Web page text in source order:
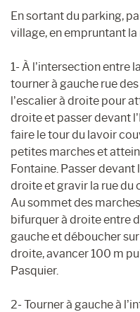
En sortant du parking,
village, en empruntant la
1- À l’intersection entre
tourner à gauche rue
l’escalier à droite pour
droite et passer devant
faire le tour du lavoir
petites marches et
Fontaine. Passer
droite et gravir la rue du
Au sommet des
bifurquer à droite entre
gauche et déboucher
droite, avancer 100 m
Pasquier.
2- Tourner à gauche à